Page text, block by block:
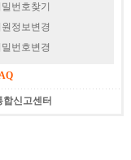
번호찾기
정보변경
번호변경
합신고센터